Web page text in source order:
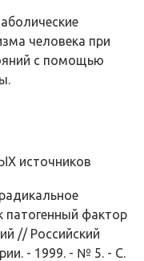
человека при
с помо­щью
источников
патогенный фактор
// Российский
- 1999. - № 5. - С.